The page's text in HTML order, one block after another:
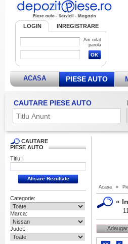
LOGIN INREGISTRARE
Am uitat
parola
ACASA PIESE AUTO
CAUTARE PIESE AUTO
CAUTARE
PIESE AUTO
Titlu:
Categorie:
Marca:
Judet:
Acasa »
«